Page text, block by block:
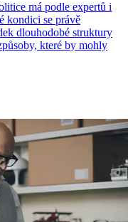
má podle expertů i
kondici se právě
dlouhodobé struktury
které by mohly